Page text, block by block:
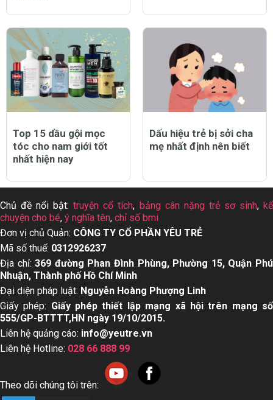
Top 15 dầu gội mọc
tóc cho nam giới tốt
nhất hiện nay
Dấu hiệu trẻ bị sởi cha
mẹ nhất định nên biết
Chủ đề nổi bật:truyện cổ tích, bảng cân nặng trẻ sơ sinh,kể
chuyện cho bé, ý nghĩa tên, chỉ số bmi
Đơn vị chủ Quản: CÔNG TY CỔ PHẦN YÊU TRẺ
Mã số thuế: 0312926237
Địa chỉ:369 đường Phan Đình Phùng, Phường 15, Quận Phú
Nhuận, Thành phố Hồ Chí Minh
Đại diện pháp luật: Nguyễn Hoàng Phượng Linh
Giấy phép: Giấy phép thiết lập mạng xã hội trên mạng số
555/GP-BTTTT,HN ngày 19/10/2015.
Liên hệ quảng cáo: info@yeutre.vn
Liên hệ Hotline: 028 66 888 99
Theo dõi chúng tôi trên: